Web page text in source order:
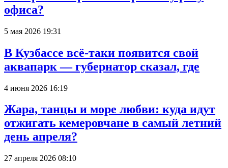
офиса?
5 мая 2026 19:31
В Кузбассе всё-таки появится свой
аквапарк — губернатор сказал, где
4 июня 2026 16:19
Жара, танцы и море любви: куда идут
отжигать кемеровчане в самый летний
день апреля?
27 апреля 2026 08:10